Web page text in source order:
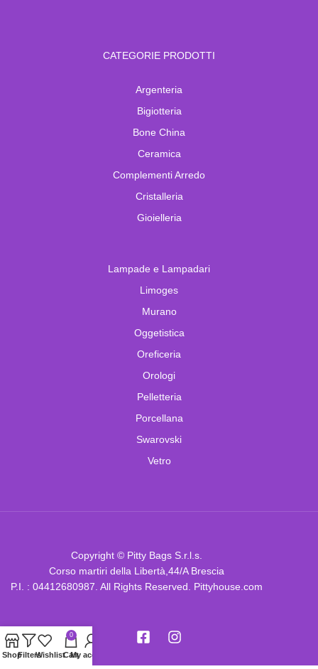
CATEGORIE PRODOTTI
Argenteria
Bigiotteria
Bone China
Ceramica
Complementi Arredo
Cristalleria
Gioielleria
Lampade e Lampadari
Limoges
Murano
Oggetistica
Oreficeria
Orologi
Pelletteria
Porcellana
Swarovski
Vetro
Copyright © Pitty Bags S.r.l.s.
Corso martiri della Libertà,44/A Brescia
P.I. : 04412680987. All Rights Reserved. Pittyhouse.com
ShopFiltersWishlist
0
CartMy account